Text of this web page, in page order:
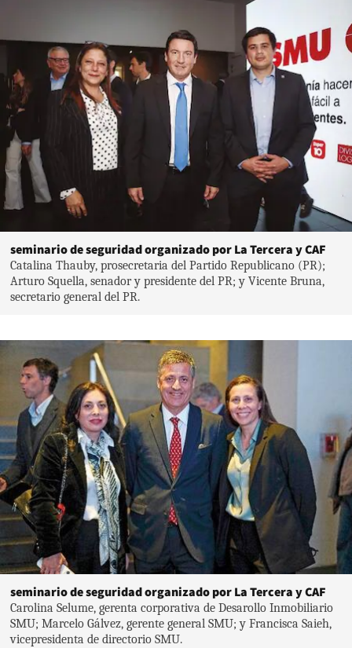
seminario de seguridad organizado por La Tercera y CAF
Catalina Thauby, prosecretaria del Partido Republicano (PR);
Arturo Squella, senador y presidente del PR; y Vicente Bruna,
secretario general del PR.
seminario de seguridad organizado por La Tercera y CAF
Carolina Selume, gerenta corporativa de Desarollo Inmobiliario
SMU; Marcelo Gálvez, gerente general SMU; y Francisca Saieh,
vicepresidenta de directorio SMU.